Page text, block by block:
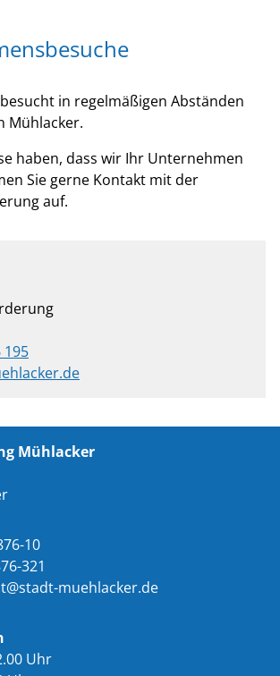
in regelmäßigen Abständen
Mühlacker.
haben, dass wir Ihr Unternehmen
Sie gerne Kontakt mit der
auf.
195
Mühlacker
10
321
st dt-m hl ck r d
Uhr